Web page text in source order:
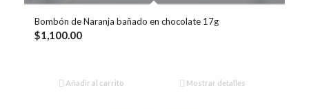
Bombón de Naranja bañado en chocolate 17g
$1,100.00
Añadir al carrito Mostrar detalles